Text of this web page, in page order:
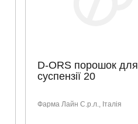
D-ORS порошок для
суспензії 20
Фарма Лайн С.р.л., Італія